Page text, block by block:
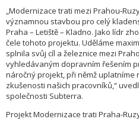
„Modernizace trati mezi
významnou stavbou pro celý
Praha – Letiště – Kladno. Jako lídr
čele tohoto projektu. Uděláme
splnila svůj cíl a železnice mezi
vyhledávaným dopravním řešením
náročný projekt, při němž uplatníme
zkušenosti našich pracovníků,“
společnosti Subterra.
Projekt Modernizace trati Praha-